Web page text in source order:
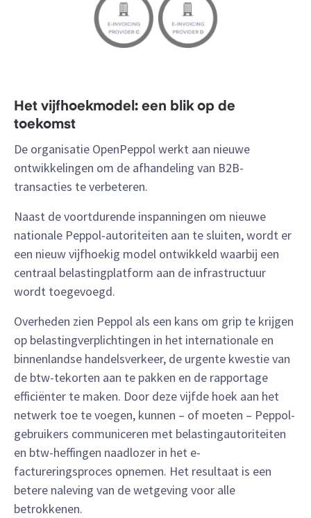
Het vijfhoekmodel: een blik op de
toekomst
De organisatie OpenPeppol werkt aan nieuwe
ontwikkelingen om de afhandeling van B2B-
transacties te verbeteren.
Naast de voortdurende inspanningen om nieuwe
nationale Peppol-autoriteiten aan te sluiten, wordt er
een nieuw vijfhoekig model ontwikkeld waarbij een
centraal belastingplatform aan de infrastructuur
wordt toegevoegd.
Overheden zien Peppol als een kans om grip te krijgen
op belastingverplichtingen in het internationale en
binnenlandse handelsverkeer, de urgente kwestie van
de btw-tekorten aan te pakken en de rapportage
efficiënter te maken. Door deze vijfde hoek aan het
netwerk toe te voegen, kunnen – of moeten – Peppol-
gebruikers communiceren met belastingautoriteiten
en btw-heffingen naadlozer in het e-
factureringsproces opnemen. Het resultaat is een
betere naleving van de wetgeving voor alle
betrokkenen.